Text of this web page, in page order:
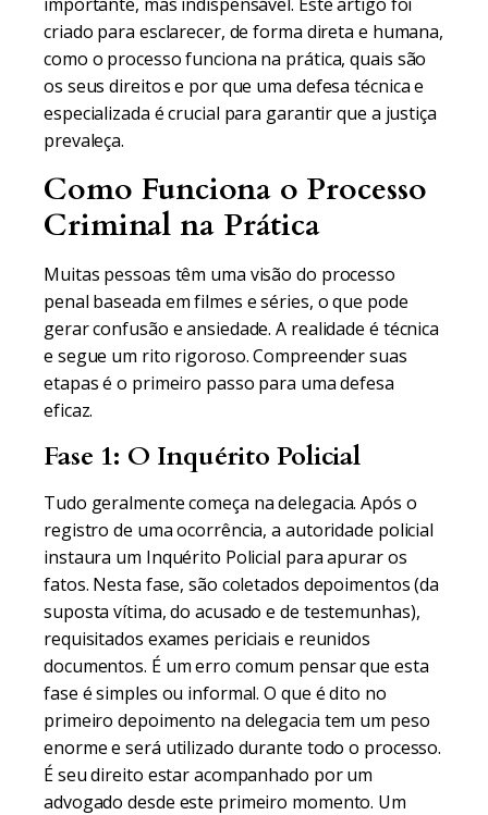
criado para esclarecer, de forma direta e humana,
como o processo funciona na prática, quais são
os seus direitos e por que uma defesa técnica e
especializada é crucial para garantir que a justiça
prevaleça.
Como Funciona o Processo
Criminal na Prática
Muitas pessoas têm uma visão do processo
penal baseada em filmes e séries, o que pode
gerar confusão e ansiedade. A realidade é técnica
e segue um rito rigoroso. Compreender suas
etapas é o primeiro passo para uma defesa
eficaz.
Fase 1: O Inquérito Policial
Tudo geralmente começa na delegacia. Após o
registro de uma ocorrência, a autoridade policial
instaura um Inquérito Policial para apurar os
fatos. Nesta fase, são coletados depoimentos (da
suposta vítima, do acusado e de testemunhas),
requisitados exames periciais e reunidos
documentos. É um erro comum pensar que esta
fase é simples ou informal. O que é dito no
primeiro depoimento na delegacia tem um peso
enorme e será utilizado durante todo o processo.
É seu direito estar acompanhado por um
advogado desde este primeiro momento. Um